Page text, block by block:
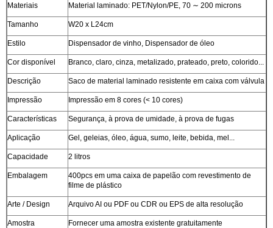
Materiais Material laminado: PET/Nylon/PE, 70 ∼ 200 microns
Tamanho W20 x L24cm
Estilo Dispensador de vinho, Dispensador de óleo
Cor disponível Branco, claro, cinza, metalizado, prateado, preto, colorido...
Descrição Saco de material laminado resistente em caixa com válvula
Impressão Impressão em 8 cores (< 10 cores)
Características Segurança, à prova de umidade, à prova de fugas
Aplicação Gel, geleias, óleo, água, sumo, leite, bebida, mel...
Capacidade 2 litros
Embalagem
400pcs em uma caixa de papelão com revestimento de
filme de plástico
Arte / Design Arquivo AI ou PDF ou CDR ou EPS de alta resolução
Amostra Fornecer uma amostra existente gratuitamente